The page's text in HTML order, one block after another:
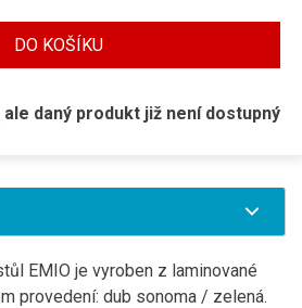
DO KOŠÍKU
daný produkt již není dostupný
EMIO je vyroben z laminované
provedení: dub sonoma / zelená.